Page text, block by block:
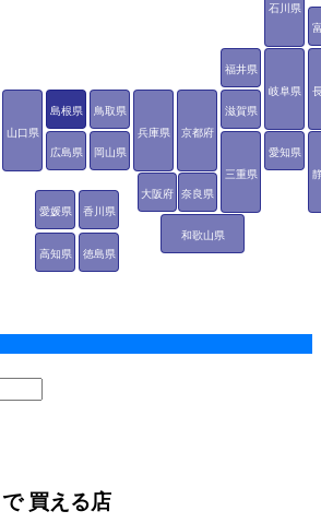
石川県
福井県
岐阜県
愛知県
三重県
滋賀県
京都府
大阪府
兵庫県
奈良県
和歌山県
鳥取県
島根県
岡山県
広島県
山口県
徳島県
香川県
愛媛県
高知県
で 買える店